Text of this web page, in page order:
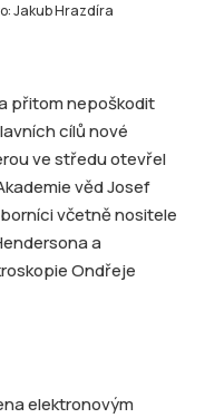
Jakub Hrazdíra
přitom nepoškodit
cílů nové
ve středu otevřel
věd Josef
včetně nositele
a
Ondřeje
elektronovým